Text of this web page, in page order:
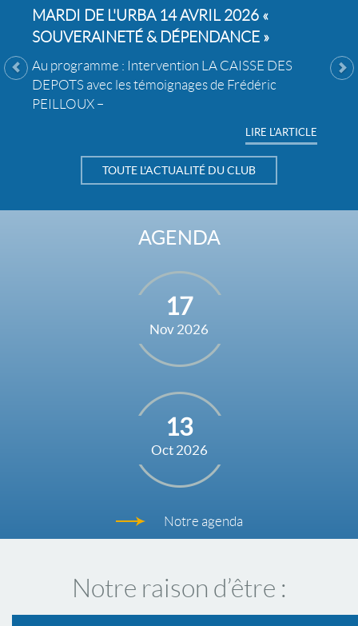
MARDI DE L'URBA 14 AVRIL 2026 «
SOUVERAINETÉ & DÉPENDANCE »
Au programme : Intervention LA CAISSE DES
DEPOTS avec les témoignages de Frédéric
PEILLOUX –
LIRE L'ARTICLE
TOUTE L'ACTUALITÉ DU CLUB
AGENDA
17
Nov 2026
13
Oct 2026
Notre agenda
Notre raison d’être :